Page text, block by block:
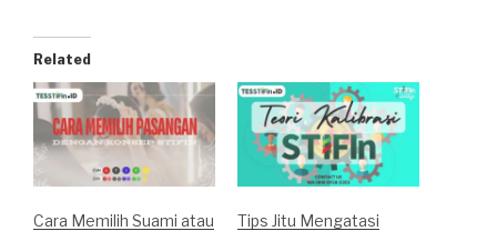
Related
Cara Memilih Suami atau
Tips Jitu Mengatasi